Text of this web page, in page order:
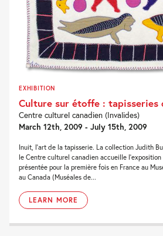
EXHIBITION
Culture sur étoffe : tapisseries
Centre culturel canadien (Invalides)
March 12th, 2009 - July 15th, 2009
Inuit, l’art de la tapisserie. La collection Judith
le Centre culturel canadien accueille l’exposition
présentée pour la première fois en France au
au Canada (Muséales de...
LEARN MORE